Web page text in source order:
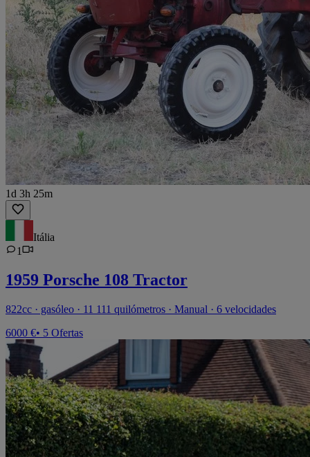
1d 3h 25m
Itália
1
1959 Porsche 108 Tractor
822cc · gasóleo · 11 111 quilómetros · Manual · 6 velocidades
6000 €• 5 Ofertas